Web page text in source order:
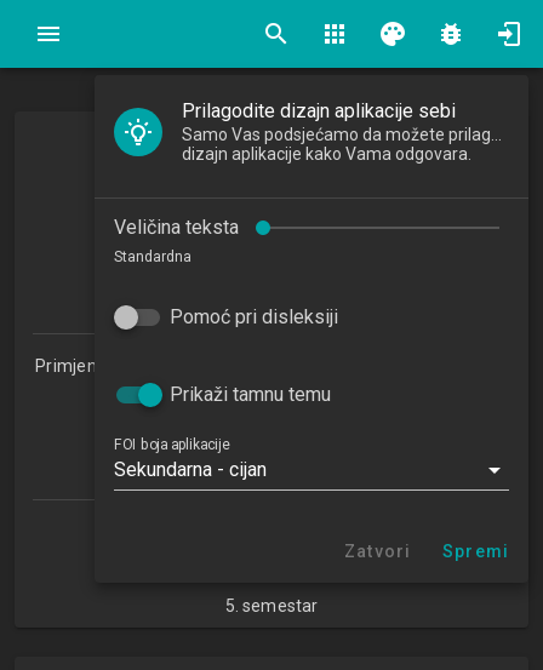
search apps palette bug_report
Multimedijski sustavi
Multimedia Systems
2015/2016
Primjena informacijske tehnologije u poslovanju 1.2 (PITUP)
Studijski centar Zabok (PITUP 1.2)
Studijski centar Križevci
Studijski centar Sisak
5. semestar
Prilagodite dizajn aplikacije sebi
dizajn aplikacije kako Vama odgovara.
Veličina teksta
Standardna
Pomoć pri disleksiji
Prikaži tamnu temu
FOI boja aplikacije
Sekundarna - cijan
Zatvori Spremi